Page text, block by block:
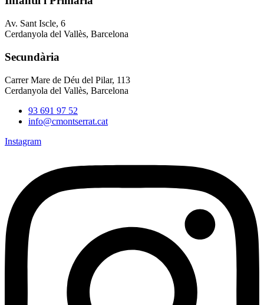
Av. Sant Iscle, 6
Cerdanyola del Vallès, Barcelona
Secundària
Carrer Mare de Déu del Pilar, 113
Cerdanyola del Vallès, Barcelona
93 691 97 52
info@cmontserrat.cat
Instagram